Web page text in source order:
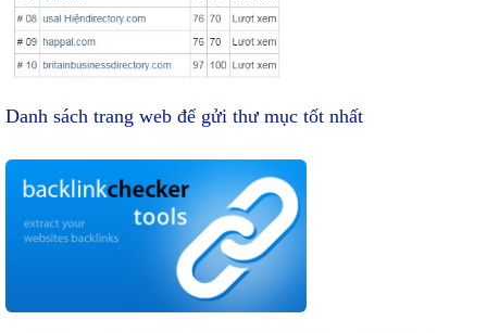
Danh sách trang web để gửi thư mục tốt nhất